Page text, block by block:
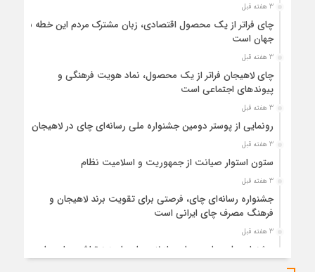
3 هفته قبل
چای فراتر از یک محصول اقتصادی، زبان مشترک مردم این خطه با
جهان است
3 هفته قبل
چای لاهیجان فراتر از یک محصول، نماد هویت فرهنگی و
پیوندهای اجتماعی است
3 هفته قبل
رونمایی از پوستر دومین جشنواره ملی رسانه‌ای چای در لاهیجان
3 هفته قبل
ستون استوار صیانت از جمهوریت و اسلامیت نظام
3 هفته قبل
جشنواره رسانه‌ای چای، فرصتی برای تقویت برند لاهیجان و
فرهنگ مصرف چای ایرانی است
3 هفته قبل
جشنواره ملی چای، حمایت از لاهیجان یا هزینه‌تراشی برای چای